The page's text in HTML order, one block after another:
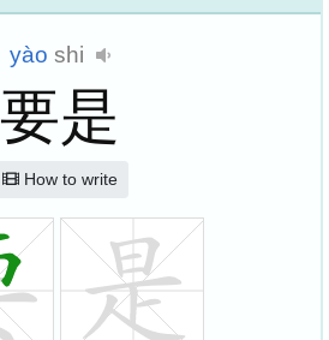
yào shi
要是
How to write